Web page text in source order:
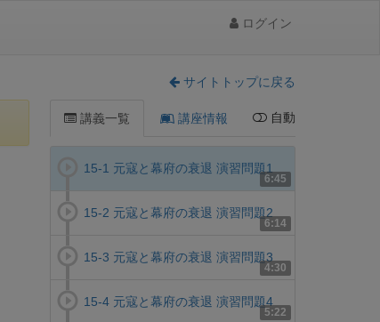
ログイン
サイトトップに戻る
講義一覧 講座情報 自動
6:45
15-1 元寇と幕府の衰退 演習問題1
6:14
15-2 元寇と幕府の衰退 演習問題2
4:30
15-3 元寇と幕府の衰退 演習問題3
5:22
15-4 元寇と幕府の衰退 演習問題4